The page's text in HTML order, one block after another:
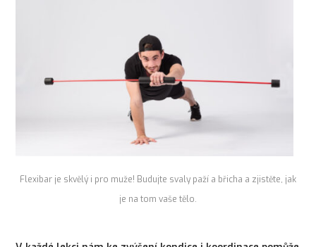
Flexibar je skvělý i pro muže! Budujte svaly paží a břicha a zjistěte, jak
je na tom vaše tělo.